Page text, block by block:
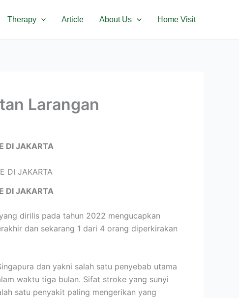
Therapy Article About Us Home Visit
Larangan
DI JAKARTA
DI JAKARTA
dirilis pada tahun 2022 mengucapkan
dan sekarang 1 dari 4 orang diperkirakan
dan yakni salah satu penyebab utama
waktu tiga bulan. Sifat stroke yang sunyi
satu penyakit paling mengerikan yang